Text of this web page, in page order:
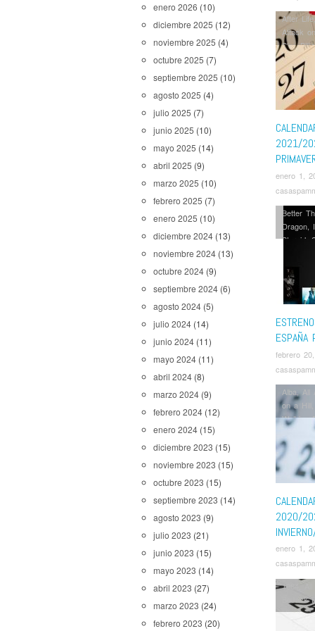
enero 2026 (10)
diciembre 2025 (12)
noviembre 2025 (4)
octubre 2025 (7)
septiembre 2025 (10)
agosto 2025 (4)
julio 2025 (7)
junio 2025 (10)
mayo 2025 (14)
abril 2025 (9)
marzo 2025 (10)
febrero 2025 (7)
enero 2025 (10)
diciembre 2024 (13)
noviembre 2024 (13)
octubre 2024 (9)
septiembre 2024 (6)
agosto 2024 (5)
julio 2024 (14)
junio 2024 (11)
mayo 2024 (11)
abril 2024 (8)
marzo 2024 (9)
febrero 2024 (12)
enero 2024 (15)
diciembre 2023 (15)
noviembre 2023 (15)
octubre 2023 (15)
septiembre 2023 (14)
agosto 2023 (9)
julio 2023 (21)
junio 2023 (15)
mayo 2023 (14)
abril 2023 (27)
marzo 2023 (24)
febrero 2023 (20)
2021/
enero 1,
After Life
Attack
Sky,
The
Eve,La
Mayor,
Outlander
Wolves,
Sequía,
Super
The
Street
Upload,
ESPAÑA
febrero
Better
Dragon,
Stargirl,
2020/
enero 1,
Alba All
on a Hill
Walking
Marvel,
Mayor,
Servant,
The
Them,
1984
BoJack
His